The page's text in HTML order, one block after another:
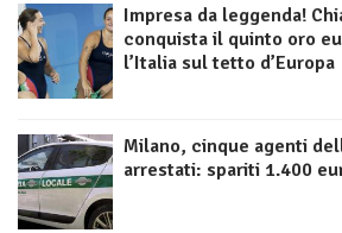
Impresa da leggenda!
conquista il quinto oro
l’Italia sul tetto d’Europa
Milano, cinque agenti
arrestati: spariti 1.400